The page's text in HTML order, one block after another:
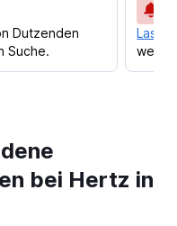
Dutzenden
Suche.
Lass
bei Hertz in